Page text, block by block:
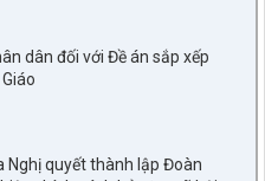
dân đối với Đề án sắp xếp
Nghị quyết thành lập Đoàn